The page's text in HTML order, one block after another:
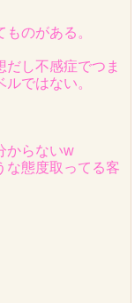
のがある。
だし不感症でつま
ではない。
からないw
な態度取ってる客